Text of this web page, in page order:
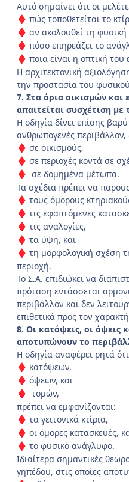
Αυτό σημαίνει ότι οι
♦ πώς τοποθετείται το
♦ αν ακολουθεί τη φυσική
♦ πόσο επηρεάζει το
♦ ποια είναι η οπτική
Η αρχιτεκτονική
την προστασία του
7. Στα όρια οικισμών και
απαιτείται συσχέτιση με
Η οδηγία δίνει επίσης
ανθρωπογενές
♦ σε οικισμούς,
♦ σε περιοχές κοντά σε
♦
σε δομημένα μέτωπα.
Τα σχέδια πρέπει να
♦ τους όμορους
♦ τις εφαπτόμενες
♦ τις αναλογίες,
♦ τα ύψη, και
♦ τη μορφολογική σχέση
περιοχή.
Το Σ.Α. επιδιώκει να
πρόταση εντάσσεται
περιβάλλον και δεν
επιθετικά προς τον
8. Οι κατόψεις, οι όψεις
αποτυπώνουν το
Η οδηγία αναφέρει ρητά
♦ κατόψεων,
♦ όψεων, και
♦
τομών,
πρέπει να εμφανίζονται:
♦ τα γειτονικά κτίρια,
♦ οι όμορες κατασκευές,
♦ το φυσικό ανάγλυφο.
Ιδιαίτερα σημαντικές
γηπέδου, στις οποίες